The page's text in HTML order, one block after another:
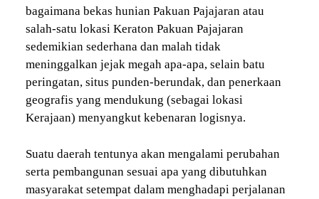
bagaimana bekas hunian Pakuan Pajajaran atau
salah-satu lokasi Keraton Pakuan Pajajaran
sedemikian sederhana dan malah tidak
meninggalkan jejak megah apa-apa, selain batu
peringatan, situs punden-berundak, dan penerkaan
geografis yang mendukung (sebagai lokasi
Kerajaan) menyangkut kebenaran logisnya.
Suatu daerah tentunya akan mengalami perubahan
serta pembangunan sesuai apa yang dibutuhkan
masyarakat setempat dalam menghadapi perjalanan